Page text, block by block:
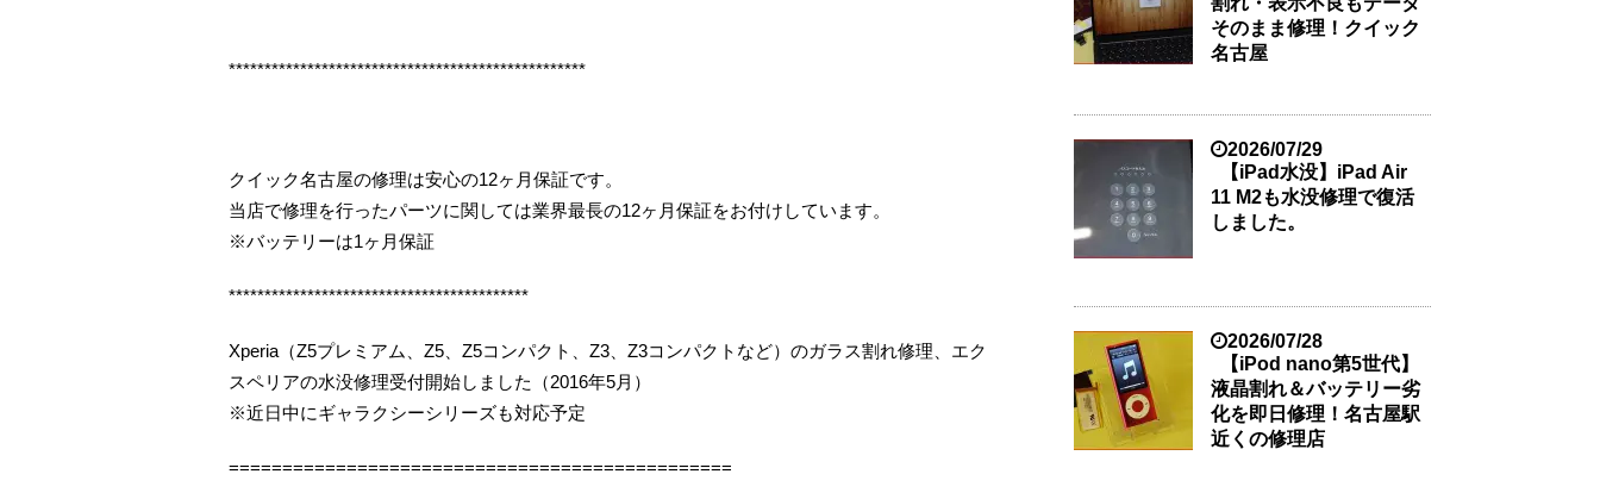
**************************************************
クイック名古屋の修理は安心の12ヶ月保証です。
当店で修理を行ったパーツに関しては業界最長の12ヶ月保証をお付けしています。
※バッテリーは1ヶ月保証
******************************************
Xperia（Z5プレミアム、Z5、Z5コンパクト、Z3、Z3コンパクトなど）のガラス割れ修理、エク
スペリアの水没修理受付開始しました（2016年5月）
※近日中にギャラクシーシリーズも対応予定
===============================================
そのまま修理！クイック
名古屋
2026/07/29
【iPad水没】iPad Air
11 M2も水没修理で復活
しました。
2026/07/28
【iPod nano第5世代】
液晶割れ＆バッテリー劣
化を即日修理！名古屋駅
近くの修理店